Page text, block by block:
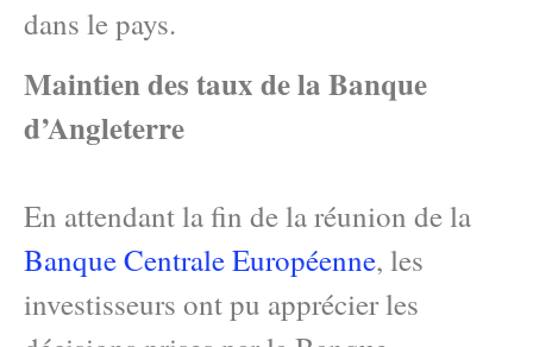
dans le pays.
Maintien des taux de la Banque
d’Angleterre
En attendant la fin de la réunion de la
Banque Centrale Européenne, les
investisseurs ont pu apprécier les